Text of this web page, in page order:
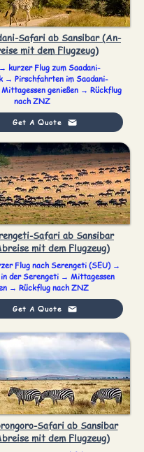
Safari ab Sansibar (An-
mit dem Flugzeug)
kurzer Flug zum Saadani-
→ Pirschfahrten im Saadani-
genießen → Rückflug
nach ZNZ
Get A Quote
Safari ab Sansibar
mit dem Flugzeug)
Flug nach Serengeti (SEU) →
der Serengeti → Mittagessen
→ Rückflug nach ZNZ
Get A Quote
Safari ab Sansibar
mit dem Flugzeug)